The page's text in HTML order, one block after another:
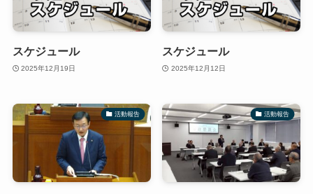
スケジュール
2025年12月19日
スケジュール
2025年12月12日
活動報告 活動報告